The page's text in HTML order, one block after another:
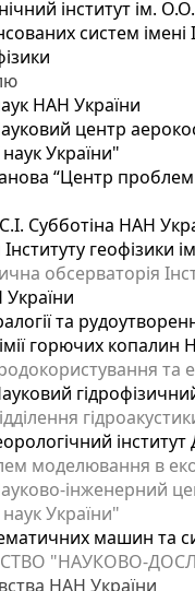
інститут ім.
систем
НАН України
центр
України"
“Центр проблем
Субботіна НАН
геофізики
обсерваторія
України
та
горючих
та
моделювання в
інженерний
України"
машин та
"НАУКОВО-
НАН України